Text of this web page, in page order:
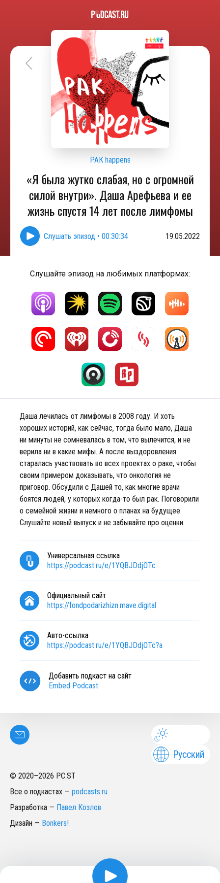
РАК happens
«Я была жутко слабая, но с огромной
силой внутри». Даша Арефьева и ее
жизнь спустя 14 лет после лимфомы
Слушать эпизод • 00:30:34 19.05.2022
Слушайте эпизод на любимых платформах:
Даша лечилась от лимфомы в 2008 году. И хоть
хороших историй, как сейчас, тогда было мало, Даша
ни минуты не сомневалась в том, что вылечится, и не
верила ни в какие мифы. А после выздоровления
старалась участвовать во всех проектах о раке, чтобы
своим примером доказывать, что онкология не
приговор. Обсудили с Дашей то, как многие врачи
боятся людей, у которых когда-то был рак. Поговорили
о семейной жизни и немного о планах на будущее.
Слушайте новый выпуск и не забывайте про оценки.
Универсальная ссылка
https://podcast.ru/e/1YQBJDdjOTc
Официальный сайт
https://fondpodarizhizn.mave.digital
Авто-ссылка
https://podcast.ru/e/1YQBJDdjOTc?a
Добавить подкаст на сайт
Embed Podcast
Русский
© 2020–2026 PC.ST
Все о подкастах — podcasts.ru
Разработка — Павел Козлов
Дизайн — Bonkers!